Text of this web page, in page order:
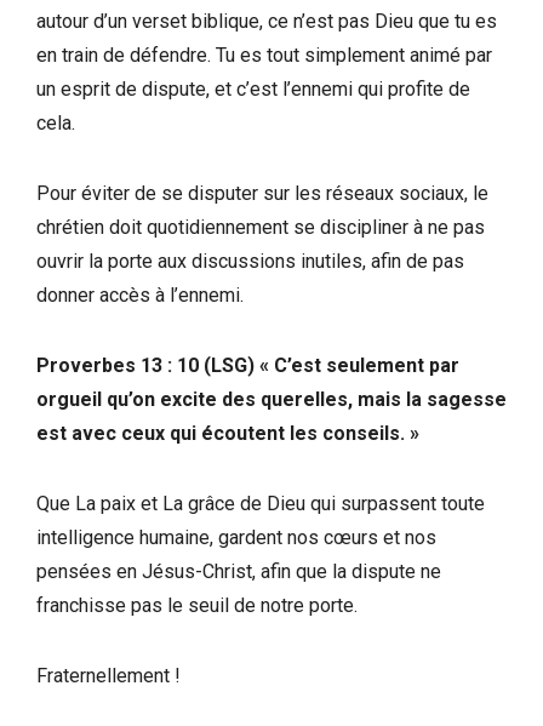
autour d’un verset biblique, ce n’est pas Dieu que tu es
en train de défendre. Tu es tout simplement animé par
un esprit de dispute, et c’est l’ennemi qui profite de
cela.
Pour éviter de se disputer sur les réseaux sociaux, le
chrétien doit quotidiennement se discipliner à ne pas
ouvrir la porte aux discussions inutiles, afin de pas
donner accès à l’ennemi.
Proverbes 13 : 10 (LSG) « C’est seulement par
orgueil qu’on excite des querelles, mais la sagesse
est avec ceux qui écoutent les conseils. »
Que La paix et La grâce de Dieu qui surpassent toute
intelligence humaine, gardent nos cœurs et nos
pensées en Jésus-Christ, afin que la dispute ne
franchisse pas le seuil de notre porte.
Fraternellement !